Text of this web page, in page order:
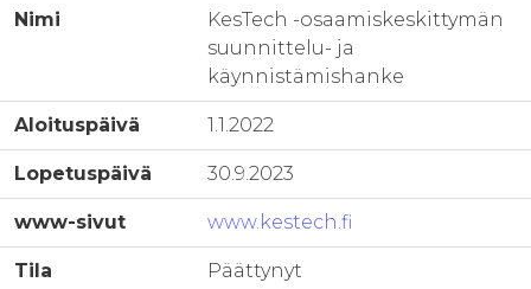
Nimi
KesTech -osaamiskeskittymän
suunnittelu- ja
käynnistämishanke
Aloituspäivä 1.1.2022
Lopetuspäivä 30.9.2023
www-sivut www.kestech.fi
Tila Päättynyt